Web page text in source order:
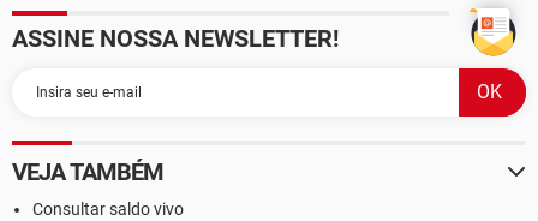
ASSINE NOSSA NEWSLETTER!
VEJA TAMBÉM
Consultar saldo vivo